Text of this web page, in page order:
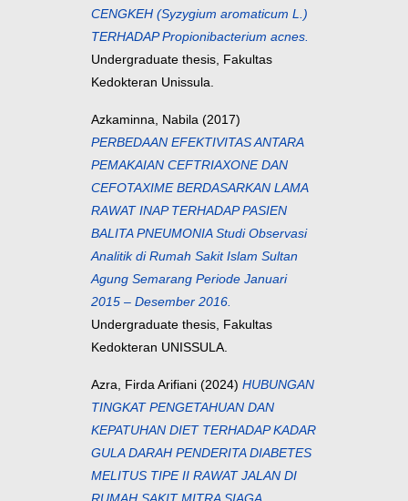
CENGKEH (Syzygium aromaticum L.)
TERHADAP Propionibacterium acnes.
Undergraduate thesis, Fakultas
Kedokteran Unissula.
Azkaminna, Nabila (2017)
PERBEDAAN EFEKTIVITAS ANTARA
PEMAKAIAN CEFTRIAXONE DAN
CEFOTAXIME BERDASARKAN LAMA
RAWAT INAP TERHADAP PASIEN
BALITA PNEUMONIA Studi Observasi
Analitik di Rumah Sakit Islam Sultan
Agung Semarang Periode Januari
2015 – Desember 2016.
Undergraduate thesis, Fakultas
Kedokteran UNISSULA.
Azra, Firda Arifiani (2024) HUBUNGAN
TINGKAT PENGETAHUAN DAN
KEPATUHAN DIET TERHADAP KADAR
GULA DARAH PENDERITA DIABETES
MELITUS TIPE II RAWAT JALAN DI